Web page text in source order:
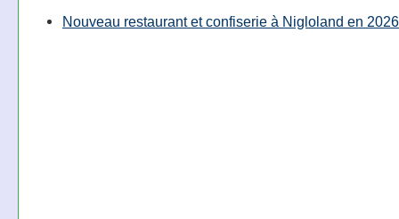
Nouveau restaurant et confiserie à Nigloland en 2026